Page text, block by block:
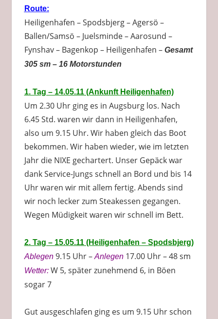
Route:
Heiligenhafen – Spodsbjerg – Agersö –
Ballen/Samsö – Juelsminde – Aarosund –
Fynshav – Bagenkop – Heiligenhafen – Gesamt
305 sm – 16 Motorstunden
1. Tag – 14.05.11 (Ankunft Heiligenhafen)
Um 2.30 Uhr ging es in Augsburg los. Nach
6.45 Std. waren wir dann in Heiligenhafen,
also um 9.15 Uhr. Wir haben gleich das Boot
bekommen. Wir haben wieder, wie im letzten
Jahr die NIXE gechartert. Unser Gepäck war
dank Service-Jungs schnell an Bord und bis 14
Uhr waren wir mit allem fertig. Abends sind
wir noch lecker zum Steakessen gegangen.
Wegen Müdigkeit waren wir schnell im Bett.
2. Tag – 15.05.11 (Heiligenhafen – Spodsbjerg)
Ablegen9.15 Uhr –Anlegen17.00 Uhr – 48 sm
Wetter:W 5, später zunehmend 6, in Böen
sogar 7
Gut ausgeschlafen ging es um 9.15 Uhr schon